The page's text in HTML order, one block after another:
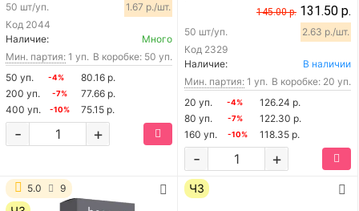
Код 2044
50 шт/уп. 1.67 р./шт.
Наличие:
Много
Мин. партия: 1 уп. В коробке: 50 уп.
50 уп.
-4%
80.16 р.
200 уп.
-7%
77.66 р.
400 уп.
-10% 75.15 р.
+
-
145.00 р. 131.50 р.
Код 2329
50 шт/уп. 2.63 р./шт.
Наличие:
В наличии
Мин. партия: 1 уп. В коробке: 20 уп.
20 уп.
-4%
126.24 р.
80 уп.
-7%
122.30 р.
160 уп.
-10% 118.35 р.
+
-
5.0 9 ЧЗ